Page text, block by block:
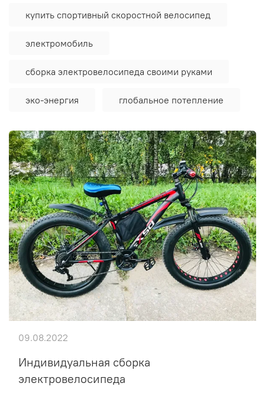
купить спортивный скоростной велосипед
электромобиль
сборка электровелосипеда своими руками
эко-энергия глобальное потепление
Индивидуальная сборка
электровелосипеда
09.08.2022